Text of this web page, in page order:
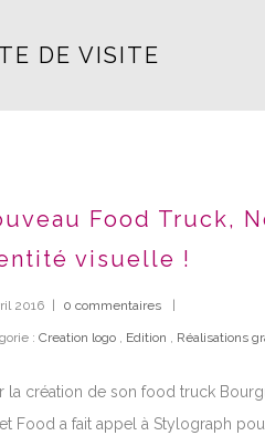
DE VISITE
Food Truck,
visuelle !
2016 0 commentaires
: Creation logo , Edition , Réalisations
la création de son food truck
Food a fait appel à Stylograph